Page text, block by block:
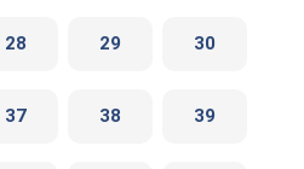
28 29 30
37 38 39